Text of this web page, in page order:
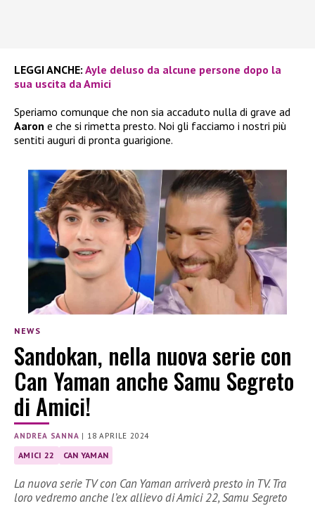
LEGGI ANCHE: Ayle deluso da alcune persone dopo la
sua uscita da Amici
Speriamo comunque che non sia accaduto nulla di grave ad
Aaron e che si rimetta presto. Noi gli facciamo i nostri più
sentiti auguri di pronta guarigione.
NEWS
Sandokan, nella nuova serie con
Can Yaman anche Samu Segreto
di Amici!
ANDREA SANNA | 18 APRILE 2024
AMICI 22 CAN YAMAN
La nuova serie TV con Can Yaman arriverà presto in TV. Tra
loro vedremo anche l’ex allievo di Amici 22, Samu Segreto